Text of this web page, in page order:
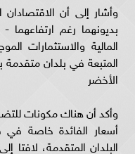
وأشار إلى أن الاقتصادان
بديونهما رغم
المالية والاستثمارات
المتبعة في بلدان
الأخضر
وأكد أن هناك مكونات
أسعار الفائدة خاصة
البلدان المتقدمة، لافتا